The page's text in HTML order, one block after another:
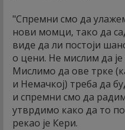
"Спремни смо да
нови момци, тако да
виде да ли постоји
о цени. Не мислим да
Мислимо да ове трке
и Немачкој) треба да
и спремни смо да
утврдимо како да то
рекао је Кери.